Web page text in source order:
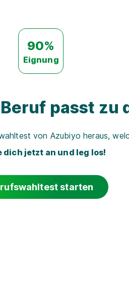
90%
Eignung
passt zu
von Azubiyo heraus,
dich jetzt an und leg los!
starten